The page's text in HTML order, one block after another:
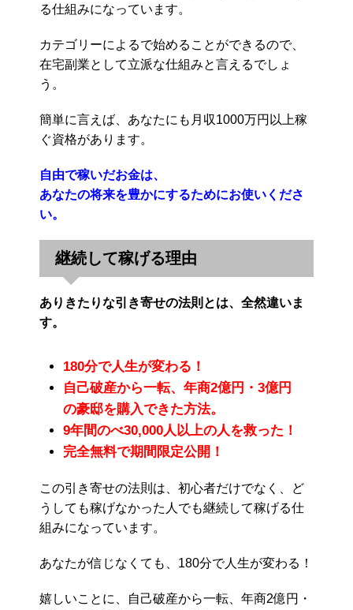
る仕組みになっています。
カテゴリーによるで始めることができるので、
在宅副業として立派な仕組みと言えるでしょ
う。
簡単に言えば、あなたにも月収1000万円以上稼
ぐ資格があります。
自由で稼いだお金は、
あなたの将来を豊かにするためにお使いくださ
い。
継続して稼げる理由
ありきたりな引き寄せの法則とは、全然違いま
す。
180分で人生が変わる！
自己破産から一転、年商2億円・3億円
の豪邸を購入できた方法。
9年間のべ30,000人以上の人を救った！
完全無料で期間限定公開！
この引き寄せの法則は、初心者だけでなく、ど
うしても稼げなかった人でも継続して稼げる仕
組みになっています。
あなたが信じなくても、180分で人生が変わる！
嬉しいことに、自己破産から一転、年商2億円・